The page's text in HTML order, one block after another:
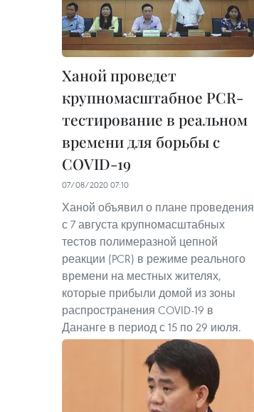
Ханой проведет
крупномасштабное PCR-
тестирование в реальном
времени для борьбы с
COVID-19
07/08/2020 07:10
Ханой объявил о плане проведения
с 7 августа крупномасштабных
тестов полимеразной цепной
реакции (PCR) в режиме реального
времени на местных жителях,
которые прибыли домой из зоны
распространения COVID-19 в
Дананге в период с 15 по 29 июля.